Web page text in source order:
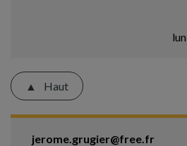
Haut
jerome.grugier@free.fr